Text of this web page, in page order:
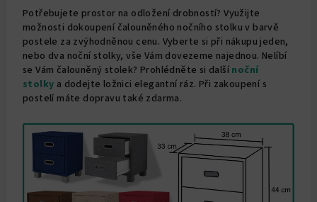
Potřebujete prostor na odložení drobností? Využijte
možnosti dokoupení čalouněného nočního stolku v barvě
postele za zvýhodněnou cenu. Vyberte si při nákupu jeden,
nebo dva noční stolky, vše Vám dovezeme najednou. Nelíbí
se Vám čalouněný stolek? Prohlédněte si další noční
stolky a dodejte ložnici elegantní ráz. Při zakoupení s
postelí máte dopravu také zdarma.